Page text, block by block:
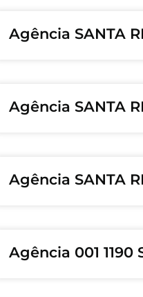
Agência SANTA
Agência SANTA
Agência SANTA
Agência 001 1190